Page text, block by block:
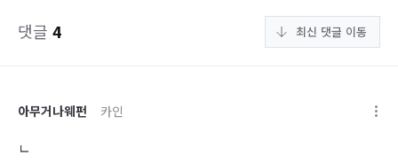
댓글 4 최신 댓글 이동
아무거나웨펀 카인
ㄴ